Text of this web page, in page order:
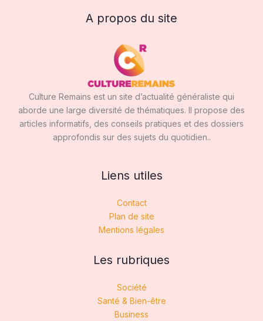
A propos du site
Culture Remains est un site d’actualité généraliste qui
aborde une large diversité de thématiques. Il propose des
articles informatifs, des conseils pratiques et des dossiers
approfondis sur des sujets du quotidien..
Liens utiles
Contact
Plan de site
Mentions légales
Les rubriques
Société
Santé & Bien-être
Business